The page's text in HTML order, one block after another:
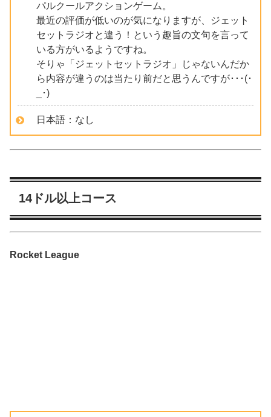
パルクールアクションゲーム。
最近の評価が低いのが気になりますが、ジェット
セットラジオと違う！という趣旨の文句を言って
いる方がいるようですね。
そりゃ「ジェットセットラジオ」じゃないんだか
ら内容が違うのは当たり前だと思うんですが･･･(･
_･)
日本語：なし
14ドル以上コース
Rocket League